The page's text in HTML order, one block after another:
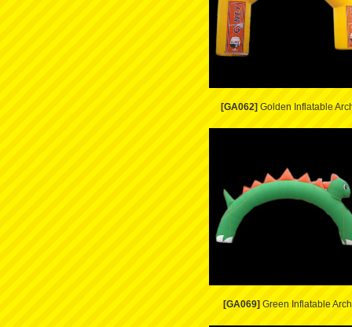
[GA062] Golden Inflatable
[GA069] Green Inflatable Arch